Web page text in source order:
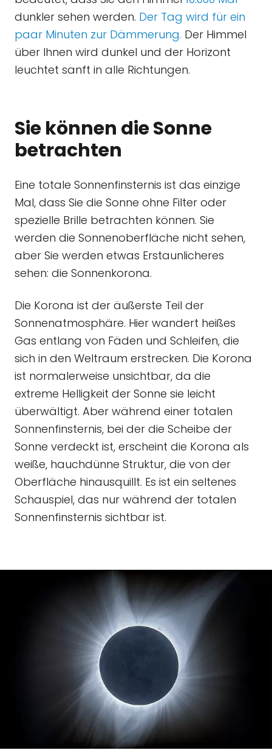
dunkler sehen werden. Der Tag wird für ein
paar Minuten zur Dämmerung. Der Himmel
über Ihnen wird dunkel und der Horizont
leuchtet sanft in alle Richtungen.
Sie können die Sonne
betrachten
Eine totale Sonnenfinsternis ist das einzige
Mal, dass Sie die Sonne ohne Filter oder
spezielle Brille betrachten können. Sie
werden die Sonnenoberfläche nicht sehen,
aber Sie werden etwas Erstaunlicheres
sehen: die Sonnenkorona.
Die Korona ist der äußerste Teil der
Sonnenatmosphäre. Hier wandert heißes
Gas entlang von Fäden und Schleifen, die
sich in den Weltraum erstrecken. Die Korona
ist normalerweise unsichtbar, da die
extreme Helligkeit der Sonne sie leicht
überwältigt. Aber während einer totalen
Sonnenfinsternis, bei der die Scheibe der
Sonne verdeckt ist, erscheint die Korona als
weiße, hauchdünne Struktur, die von der
Oberfläche hinausquillt. Es ist ein seltenes
Schauspiel, das nur während der totalen
Sonnenfinsternis sichtbar ist.